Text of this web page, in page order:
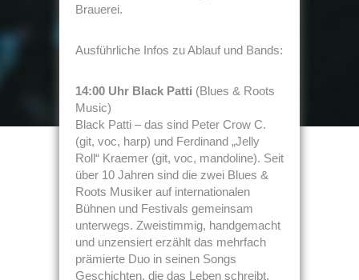
Brauerei.
Ausführliche Infos zu Ablauf und Bands:
14:00 Uhr Black Patti (Blues & Roots
Music)
Black Patti – das sind Peter Crow C.
(git, voc, harp) und Ferdinand „Jelly
Roll“ Kraemer (git, voc, mandoline). Seit
über 10 Jahren sind die zwei Blues &
Roots Musiker auf internationalen
Bühnen und Festivals gemeinsam
unterwegs. Zweistimmig, handgemacht
und unzensiert erzählt das mehrfach
prämierte Duo in seinen Songs
Geschichten, die das Leben schreibt.